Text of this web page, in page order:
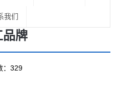
我们
品牌
：329